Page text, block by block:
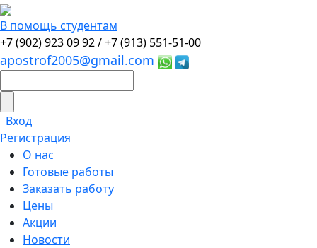
В помощь студентам
+7 (902) 923 09 92 /+7 (913) 551-51-00
apostrof2005@gmail.com
Вход
Регистрация
О нас
Готовые работы
Заказать работу
Цены
Акции
Новости